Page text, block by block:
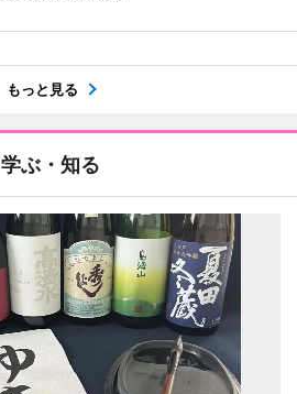
もっと見る
学ぶ・知る